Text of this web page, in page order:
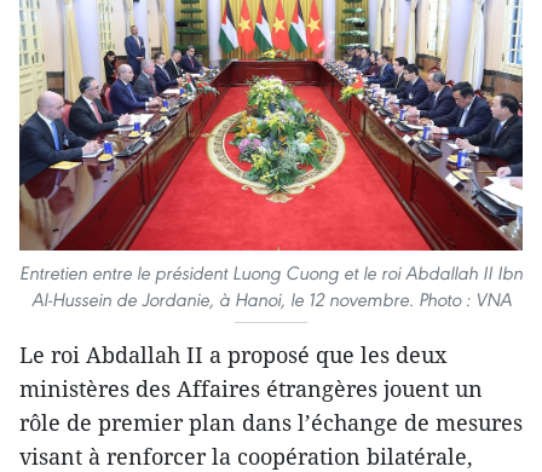
Entretien entre le président Luong Cuong et le roi Abdallah II Ibn
Al-Hussein de Jordanie, à Hanoi, le 12 novembre. Photo : VNA
Le roi Abdallah II a proposé que les deux
ministères des Affaires étrangères jouent un
rôle de premier plan dans l’échange de mesures
visant à renforcer la coopération bilatérale,